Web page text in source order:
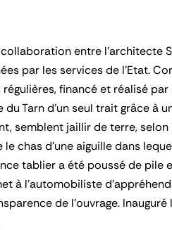
entre l’architecte
par les services de l’Etat.
financé et réalisé
Tarn d’un seul trait grâce à
semblent jaillir de terre,
chas d’une aiguille dans
tablier a été poussé de
à l’automobiliste
de l’ouvrage.